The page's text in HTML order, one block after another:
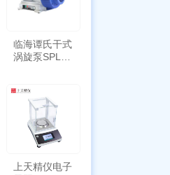
临海谭氏干式
涡旋泵SPL-
上天精仪电子